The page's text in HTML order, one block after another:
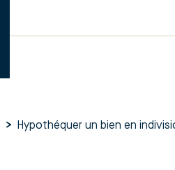
> Hypothéquer un bien en